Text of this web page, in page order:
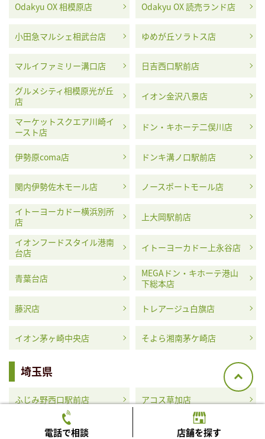
Odakyu OX 相模原店 Odakyu OX 読売ランド店
小田急マルシェ相武台店 ゆめが丘ソラトス店
マルイファミリー溝口店 日吉西口駅前店
グルメシティ相模原光が丘
店
イオン金沢八景店
マーケットスクエア川崎イ
ースト店
ドン・キホーテ二俣川店
伊勢原coma店 ドンキ溝ノ口駅前店
関内伊勢佐木モール店 ノースポートモール店
イトーヨーカドー横浜別所
店
上大岡駅前店
イオンフードスタイル港南
台店
イトーヨーカドー上永谷店
青葉台店
MEGAドン・キホーテ港山
下総本店
藤沢店 トレアージュ白旗店
イオン茅ヶ崎中央店 そよら湘南茅ケ崎店
埼玉県
ふじみ野西口駅前店 アコス草加店
イオンタウン蕨店
MEGAドン・キホーテ浦和
電話で相談 店舗を探す